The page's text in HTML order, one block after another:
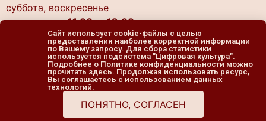
cуббота, воскресенье
11.00 — 19.00
Сайт использует cookie-файлы с целью
предоставления наиболее корректной информации
по Вашему запросу. Для сбора статистики
используется подсистема "Цифровая культура".
Подробнее о Политике конфиденциальности можно
прочитать здесь. Продолжая использовать ресурс,
Вы соглашаетесь с использованием данных
технологий.
ПОНЯТНО, СОГЛАСЕН